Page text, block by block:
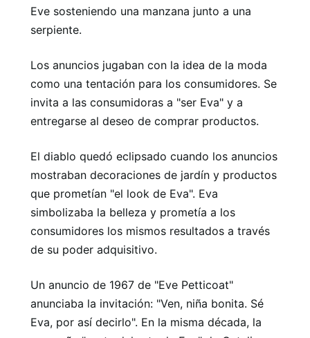
Eve sosteniendo una manzana junto a una
serpiente.
Los anuncios jugaban con la idea de la moda
como una tentación para los consumidores. Se
invita a las consumidoras a "ser Eva" y a
entregarse al deseo de comprar productos.
El diablo quedó eclipsado cuando los anuncios
mostraban decoraciones de jardín y productos
que prometían "el look de Eva". Eva
simbolizaba la belleza y prometía a los
consumidores los mismos resultados a través
de su poder adquisitivo.
Un anuncio de 1967 de "Eve Petticoat"
anunciaba la invitación: "Ven, niña bonita. Sé
Eva, por así decirlo". En la misma década, la